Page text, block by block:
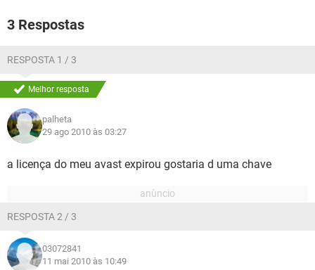
3 Respostas
RESPOSTA 1 / 3
Melhor resposta
palheta
29 ago 2010 às 03:27
a licença do meu avast expirou gostaria d uma chave
RESPOSTA 2 / 3
03072841
11 mai 2010 às 10:49